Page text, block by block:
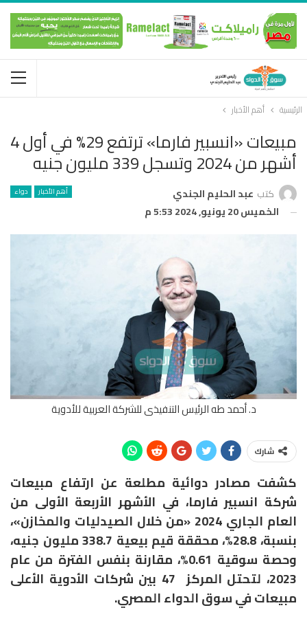
الرئيسية أهم الأخبار
مبيعات «انسبير فارما» ترتفع 29% في أول 4
أشهر من 2024 وتسجل 339 مليون جنيه
أهم الأخبار دواء كتب عبد الحليم الجندي
الخميس 20 يونيو, 2024 5:53 م
د. أحمد طه الرئيس التنفيذى للشركة العربية للأدوية
شارك
كشفت مصادر دوائية مطلعة عن ارتفاع مبيعات
شركة انسبير فارما، في الأشهر الأربعة الأولى من
العام الجاري 2024 «من خلال الصيدليات والمخازن»،
بنسبة، 28.8%، محققة قيم بيعية 338.7 مليون جنيه،
وحصة سوقية 0.61%، مقارنة بنفس الفترة من عام
2023، لتحتل المركز 47 بين شركات الأدوية الأعلى
مبيعات في سوق الدواء المصري.